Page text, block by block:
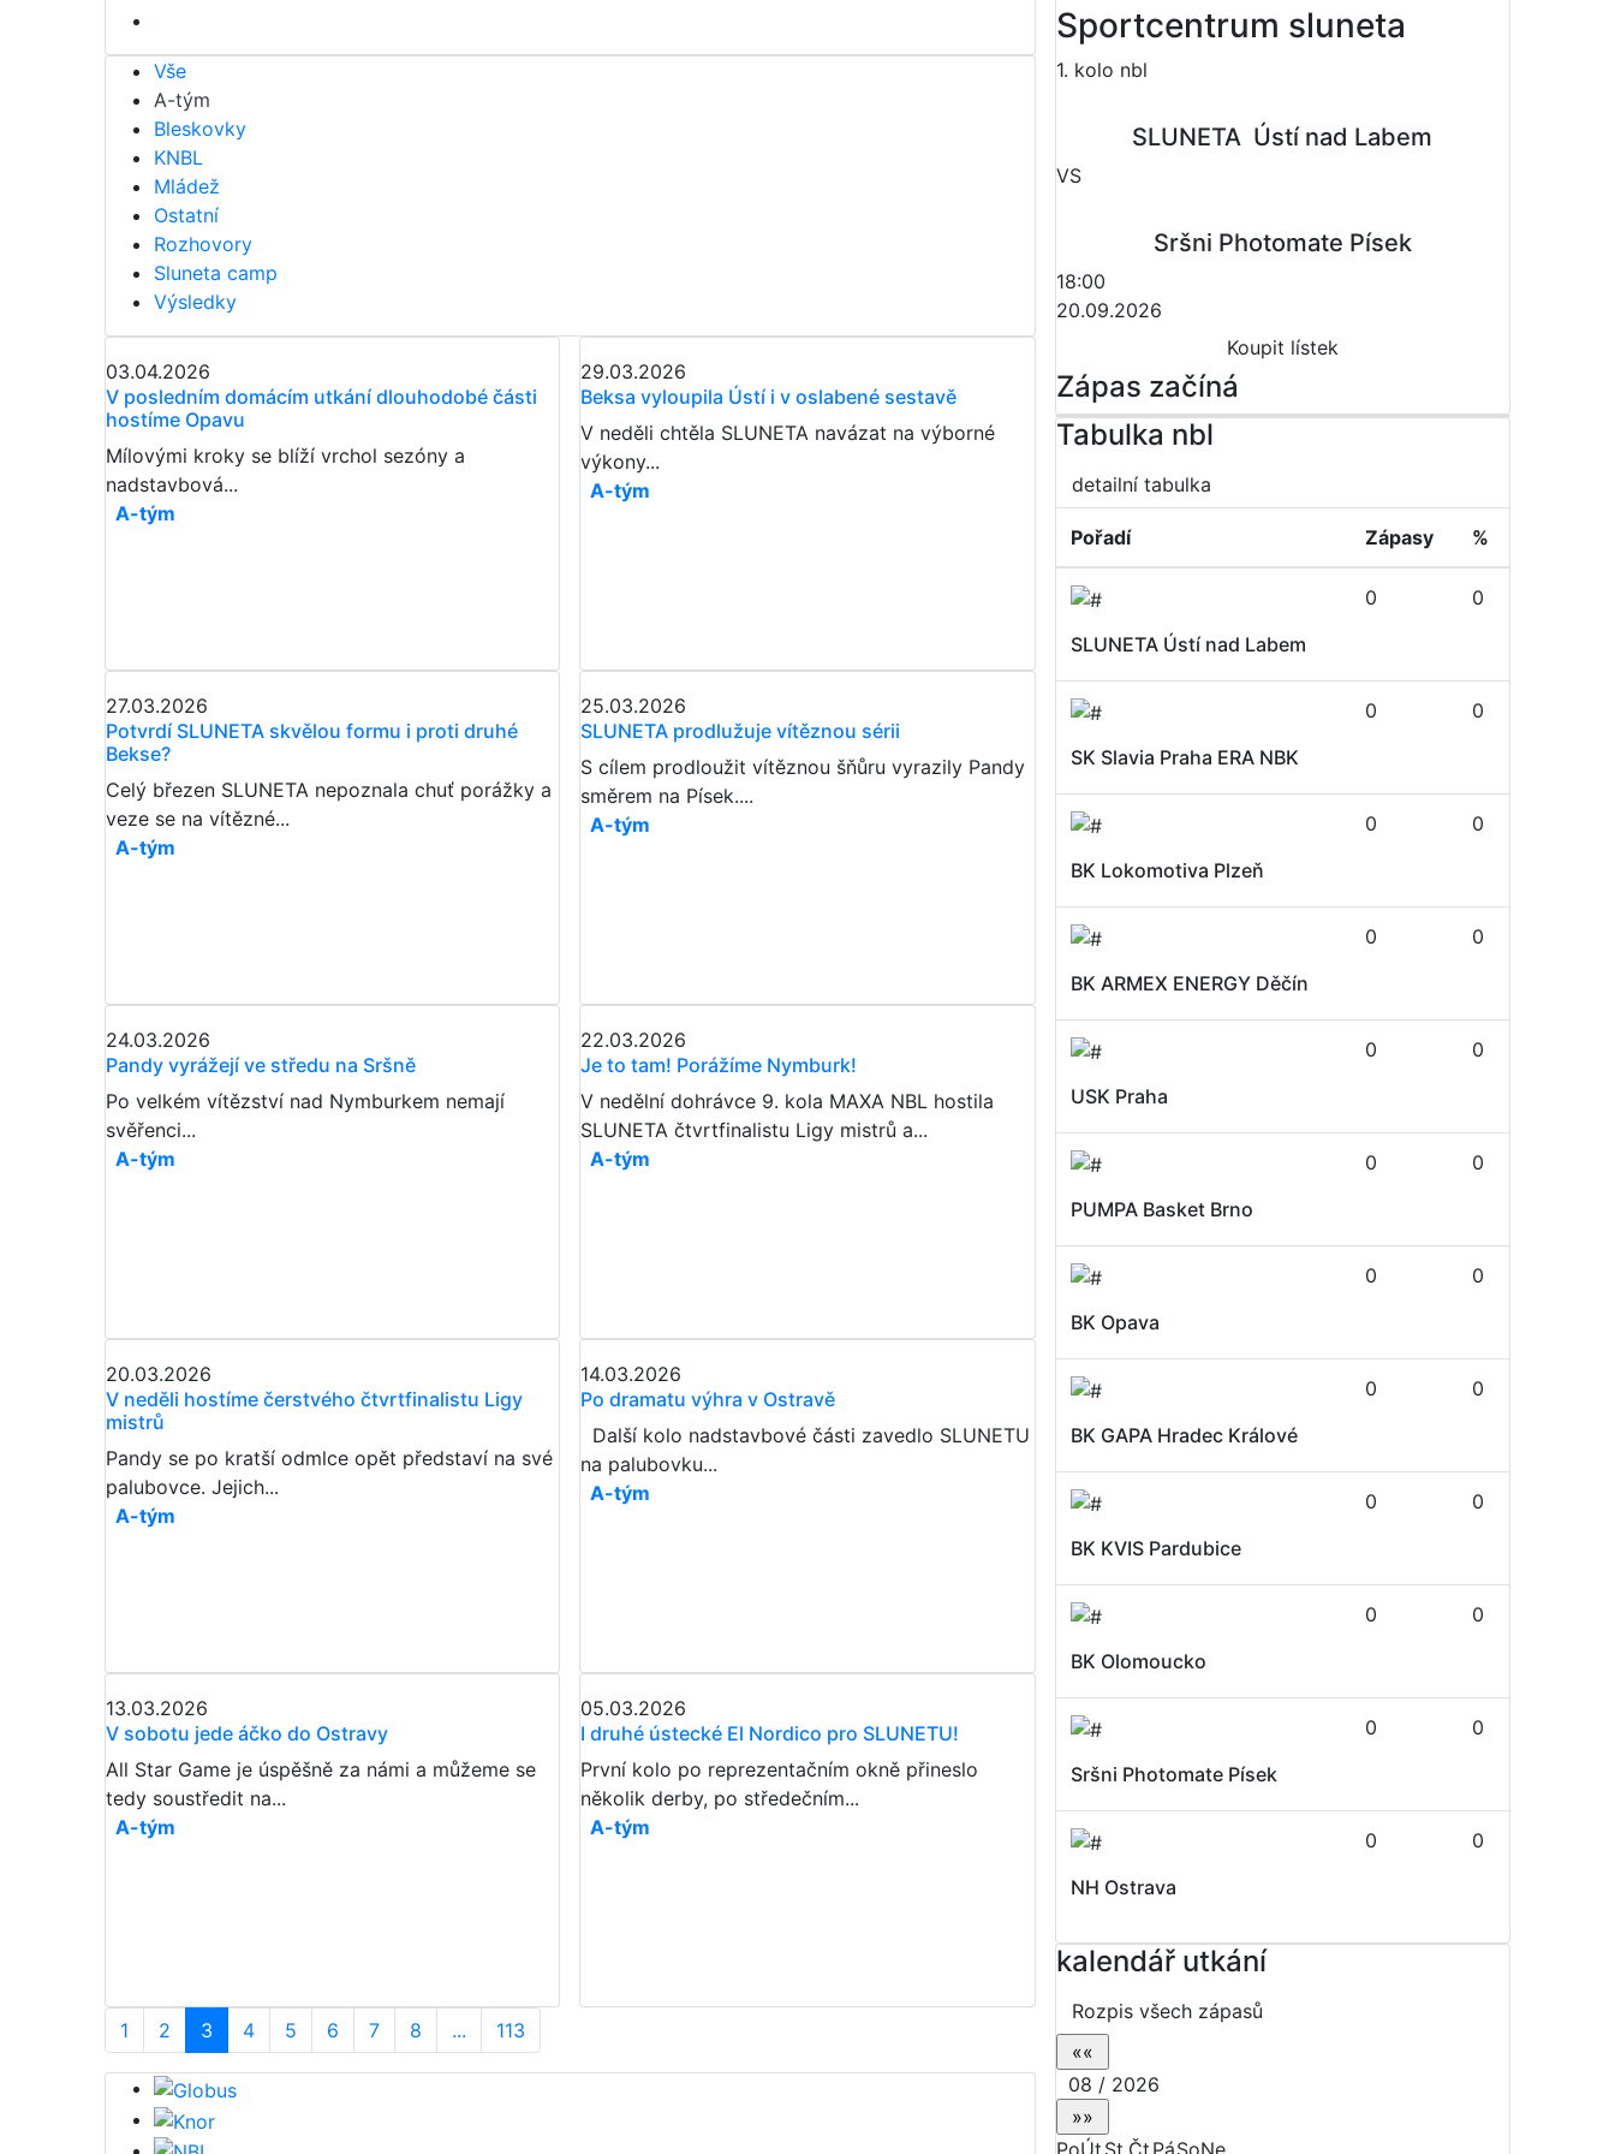
Vše
A-tým
Bleskovky
KNBL
Mládež
Ostatní
Rozhovory
Sluneta camp
Výsledky
03.04.2026
​​​​​​​V posledním domácím utkání dlouhodobé části
hostíme Opavu
Mílovými kroky se blíží vrchol sezóny a
nadstavbová...
A-tým
29.03.2026
Beksa vyloupila Ústí i v oslabené sestavě
V neděli chtěla SLUNETA navázat na výborné
výkony...
A-tým
27.03.2026
Potvrdí SLUNETA skvělou formu i proti druhé
Bekse?
Celý březen SLUNETA nepoznala chuť porážky a
veze se na vítězné...
A-tým
25.03.2026
SLUNETA prodlužuje vítěznou sérii
S cílem prodloužit vítěznou šňůru vyrazily Pandy
směrem na Písek....
A-tým
24.03.2026
Pandy vyrážejí ve středu na Sršně
Po velkém vítězství nad Nymburkem nemají
svěřenci...
A-tým
22.03.2026
Je to tam! Porážíme Nymburk!
V nedělní dohrávce 9. kola MAXA NBL hostila
SLUNETA čtvrtfinalistu Ligy mistrů a...
A-tým
20.03.2026
V neděli hostíme čerstvého čtvrtfinalistu Ligy
mistrů
Pandy se po kratší odmlce opět představí na své
palubovce. Jejich...
A-tým
14.03.2026
Po dramatu výhra v Ostravě
Další kolo nadstavbové části zavedlo SLUNETU
na palubovku...
A-tým
13.03.2026
​​​​​​​V sobotu jede áčko do Ostravy
All Star Game je úspěšně za námi a můžeme se
tedy soustředit na...
A-tým
05.03.2026
I druhé ústecké El Nordico pro SLUNETU!
První kolo po reprezentačním okně přineslo
několik derby, po středečním...
A-tým
1 2 3 4 5 6 7 8 ... 113
Sportcentrum sluneta
1. kolo nbl
SLUNETA  Ústí nad Labem
VS
Sršni Photomate Písek
18:00
20.09.2026
Koupit lístek
Zápas začíná
Tabulka nbl
detailní tabulka
Pořadí Zápasy %
SLUNETA Ústí nad Labem
0 0
SK Slavia Praha ERA NBK
0 0
BK Lokomotiva Plzeň
0 0
BK ARMEX ENERGY Děčín
0 0
USK Praha
0 0
PUMPA Basket Brno
0 0
BK Opava
0 0
BK GAPA Hradec Králové
0 0
BK KVIS Pardubice
0 0
BK Olomoucko
0 0
Sršni Photomate Písek
0 0
NH Ostrava
0 0
kalendář utkání
Rozpis všech zápasů
08 / 2026